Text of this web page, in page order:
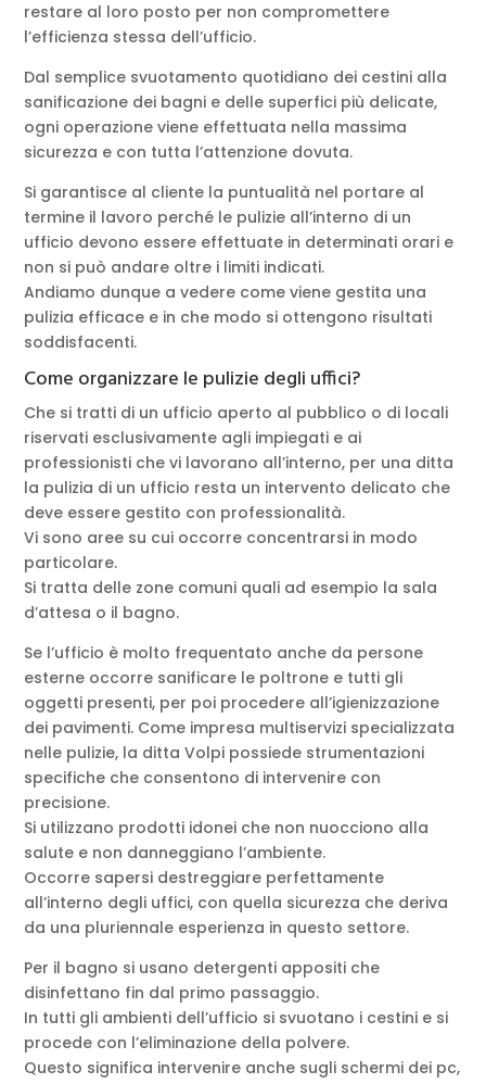
restare al loro posto per non compromettere
l’efficienza stessa dell’ufficio.
Dal semplice svuotamento quotidiano dei cestini alla
sanificazione dei bagni e delle superfici più delicate,
ogni operazione viene effettuata nella massima
sicurezza e con tutta l’attenzione dovuta.
Si garantisce al cliente la puntualità nel portare al
termine il lavoro perché le pulizie all’interno di un
ufficio devono essere effettuate in determinati orari e
non si può andare oltre i limiti indicati.
Andiamo dunque a vedere come viene gestita una
pulizia efficace e in che modo si ottengono risultati
soddisfacenti.
Come organizzare le pulizie degli uffici?
Che si tratti di un ufficio aperto al pubblico o di locali
riservati esclusivamente agli impiegati e ai
professionisti che vi lavorano all’interno, per una ditta
la pulizia di un ufficio resta un intervento delicato che
deve essere gestito con professionalità.
Vi sono aree su cui occorre concentrarsi in modo
particolare.
Si tratta delle zone comuni quali ad esempio la sala
d’attesa o il bagno.
Se l’ufficio è molto frequentato anche da persone
esterne occorre sanificare le poltrone e tutti gli
oggetti presenti, per poi procedere all’igienizzazione
dei pavimenti. Come impresa multiservizi specializzata
nelle pulizie, la ditta Volpi possiede strumentazioni
specifiche che consentono di intervenire con
precisione.
Si utilizzano prodotti idonei che non nuocciono alla
salute e non danneggiano l’ambiente.
Occorre sapersi destreggiare perfettamente
all’interno degli uffici, con quella sicurezza che deriva
da una pluriennale esperienza in questo settore.
Per il bagno si usano detergenti appositi che
disinfettano fin dal primo passaggio.
In tutti gli ambienti dell’ufficio si svuotano i cestini e si
procede con l’eliminazione della polvere.
Questo significa intervenire anche sugli schermi dei pc,